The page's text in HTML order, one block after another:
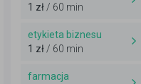
1 zł / 60 min
etykieta biznesu
1 zł / 60 min
farmacja